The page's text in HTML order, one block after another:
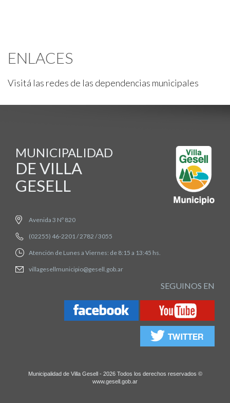
ENLACES
Visitá las redes de las dependencias municipales
MUNICIPALIDAD
DE VILLA
GESELL
Avenida 3 Nº 820
(02255) 46-2201 / 2782 / 3055
Atención de Lunes a Viernes: de 8:15 a 13:45 hs.
villagesellmunicipio@gesell.gob.ar
SEGUINOS EN
Municipalidad de Villa Gesell - 2026 Todos los derechos reservados ©
www.gesell.gob.ar